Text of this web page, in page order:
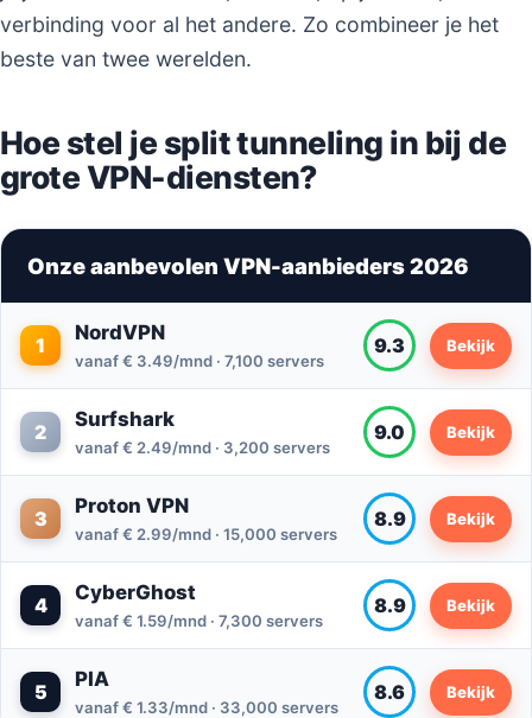
verbinding voor al het andere. Zo combineer je het
beste van twee werelden.
Hoe stel je split tunneling in bij de
grote VPN-diensten?
Onze aanbevolen VPN-aanbieders 2026
1
NordVPN
vanaf € 3.49/mnd · 7,100 servers
9.3 Bekijk
2
Surfshark
vanaf € 2.49/mnd · 3,200 servers
9.0 Bekijk
3
Proton VPN
vanaf € 2.99/mnd · 15,000 servers
8.9 Bekijk
4
CyberGhost
vanaf € 1.59/mnd · 7,300 servers
8.9 Bekijk
5
PIA
vanaf € 1.33/mnd · 33,000 servers
8.6 Bekijk